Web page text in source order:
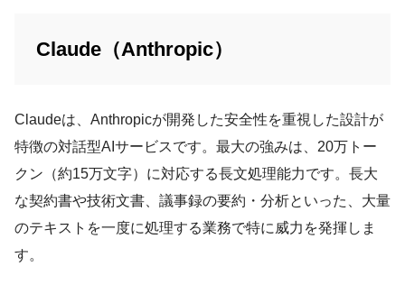
Claude（Anthropic）
Claudeは、Anthropicが開発した安全性を重視した設計が
特徴の対話型AIサービスです。最大の強みは、20万トー
クン（約15万文字）に対応する長文処理能力です。長大
な契約書や技術文書、議事録の要約・分析といった、大量
のテキストを一度に処理する業務で特に威力を発揮しま
す。